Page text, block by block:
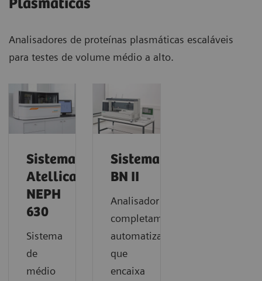
Plasmáticas
Analisadores de proteínas plasmáticas escaláveis
para testes de volume médio a alto.
Sistema
Atellica
NEPH
630
Sistema
de
médio
Sistema
BN II
Analisador
completamente
automatizado
que
encaixa